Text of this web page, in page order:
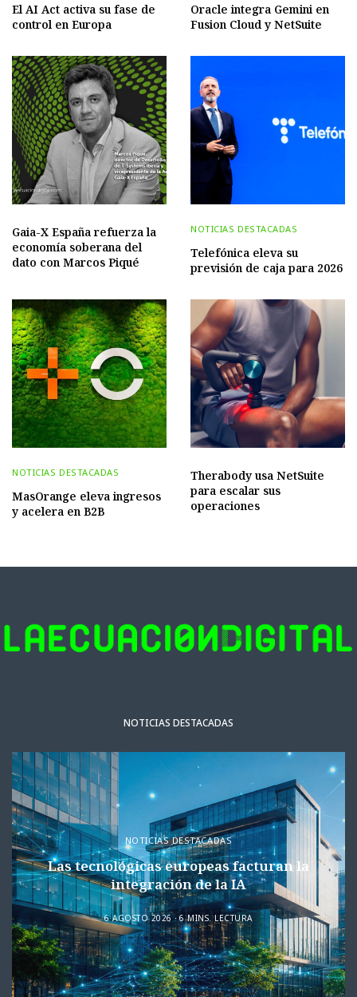
El AI Act activa su fase de
control en Europa
Oracle integra Gemini en
Fusion Cloud y NetSuite
Gaia-X España refuerza la
economía soberana del
dato con Marcos Piqué
NOTICIAS DESTACADAS
Telefónica eleva su
previsión de caja para 2026
NOTICIAS DESTACADAS
MasOrange eleva ingresos
y acelera en B2B
Therabody usa NetSuite
para escalar sus
operaciones
NOTICIAS DESTACADAS
NOTICIAS DESTACADAS
Las tecnológicas europeas facturan la
integración de la IA
6 AGOSTO 2026 6 MINS. LECTURA